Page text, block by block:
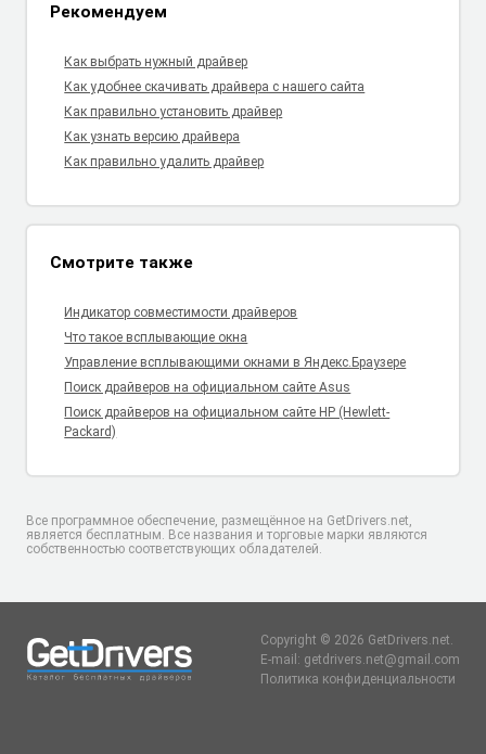
Рекомендуем
Как выбрать нужный драйвер
Как удобнее скачивать драйвера с нашего сайта
Как правильно установить драйвер
Как узнать версию драйвера
Как правильно удалить драйвер
Смотрите также
Индикатор совместимости драйверов
Что такое всплывающие окна
Управление всплывающими окнами в Яндекс.Браузере
Поиск драйверов на официальном сайте Asus
Поиск драйверов на официальном сайте HP (Hewlett-
Packard)
Все программное обеспечение, размещённое на GetDrivers.net,
является бесплатным. Все названия и торговые марки являются
собственностью соответствующих обладателей.
Copyright © 2026 GetDrivers.net.
E-mail: getdrivers.net@gmail.com
Политика конфиденциальности